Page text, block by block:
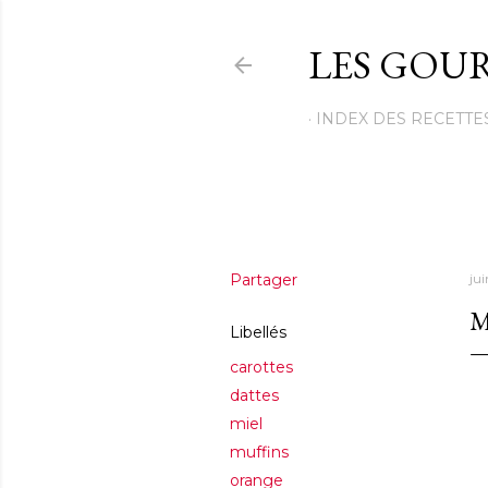
LES
INDEX DES
Partager
Libellés
carottes
dattes
miel
muffins
orange